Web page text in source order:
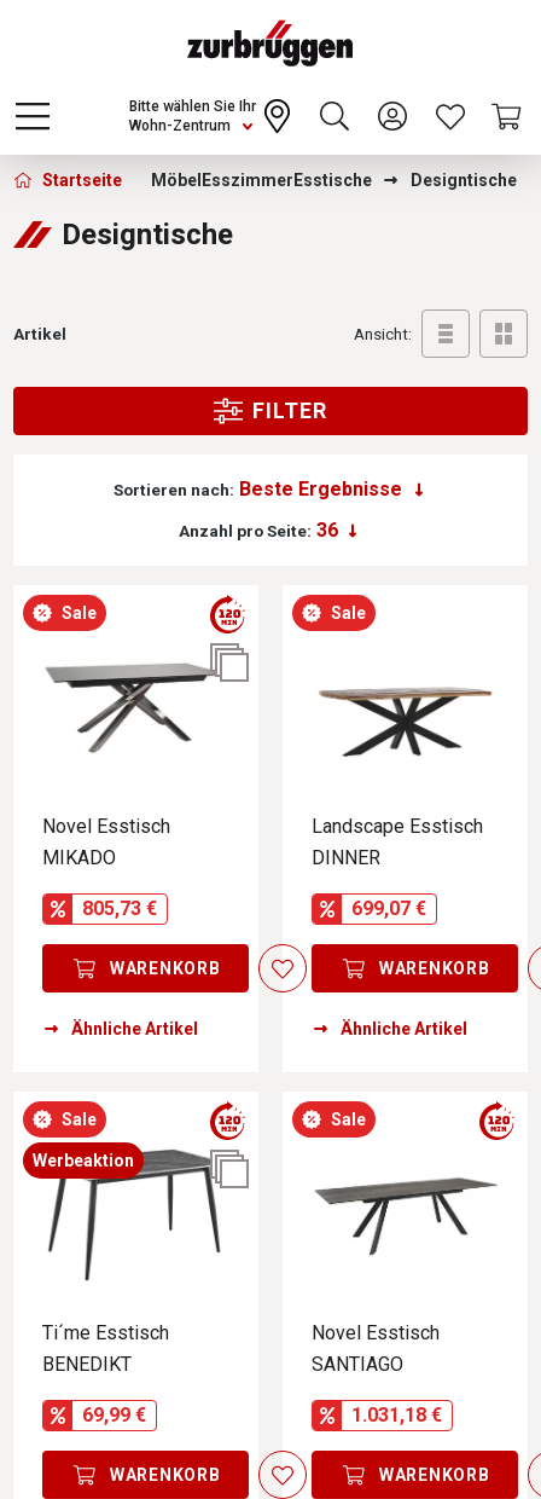
Choose a different country or region to see
content for your location and shop online
CONTINUE
Wohn-Zentrum
Bitte wählen Sie Ihr
Zurbrüggen -
Startseite Möbel Esszimmer Esstische Designtische
Designtische
Artikel Ansicht:
FILTER
Sortieren nach:
Anzahl pro Seite:
Sale
Novel Esstisch
MIKADO
805,73 €
WARENKORB
Ähnliche Artikel
Sale
Landscape Esstisch
DINNER
699,07 €
WARENKORB
Ähnliche Artikel
Sale
Werbeaktion
Ti´me Esstisch
BENEDIKT
69,99 €
WARENKORB
Sale
Novel Esstisch
SANTIAGO
1.031,18 €
WARENKORB